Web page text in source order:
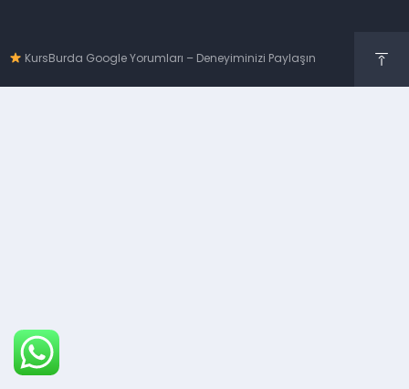
KursBurda Google Yorumları – Deneyiminizi Paylaşın